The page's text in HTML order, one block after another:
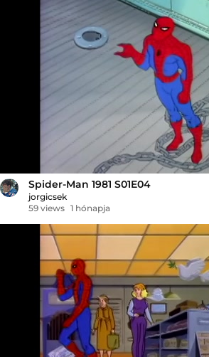
Spider-Man 1981 S01E04
jorgicsek
59 views 1 hónapja